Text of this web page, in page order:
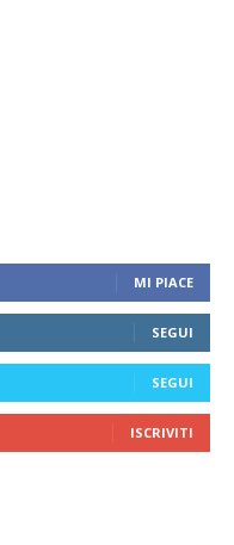
MI PIACE
SEGUI
SEGUI
ISCRIVITI